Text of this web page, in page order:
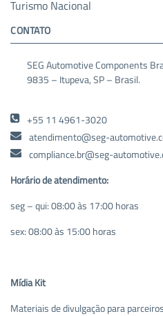
Turismo Nacional
CONTATO
SEG Automotive Components
9835 – Itupeva, SP – Brasil.
+55 11 4961-3020
atendimento@seg-
compliance.br@seg-
Horário de atendimento:
seg – qui: 08:00 às 17:00 horas
sex: 08:00 às 15:00 horas
Mídia Kit
Materiais de divulgação para parceiros